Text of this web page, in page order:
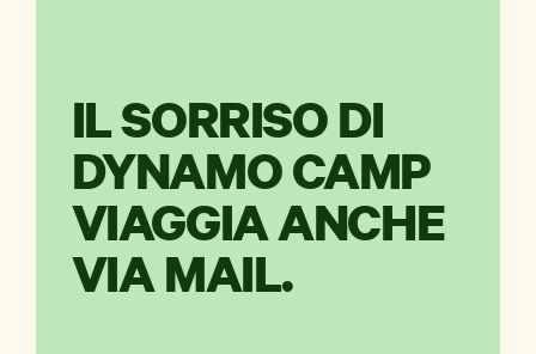
IL SORRISO DI
DYNAMO CAMP
VIAGGIA ANCHE
VIA MAIL.